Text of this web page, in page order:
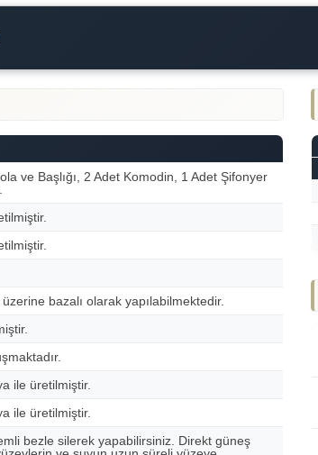
ve Başlığı, 2 Adet Komodin, 1 Adet Şifonyer
bazalı olarak yapılabilmektedir.
ile üretilmiştir.
ile üretilmiştir.
bezle silerek yapabilirsiniz. Direkt güneş